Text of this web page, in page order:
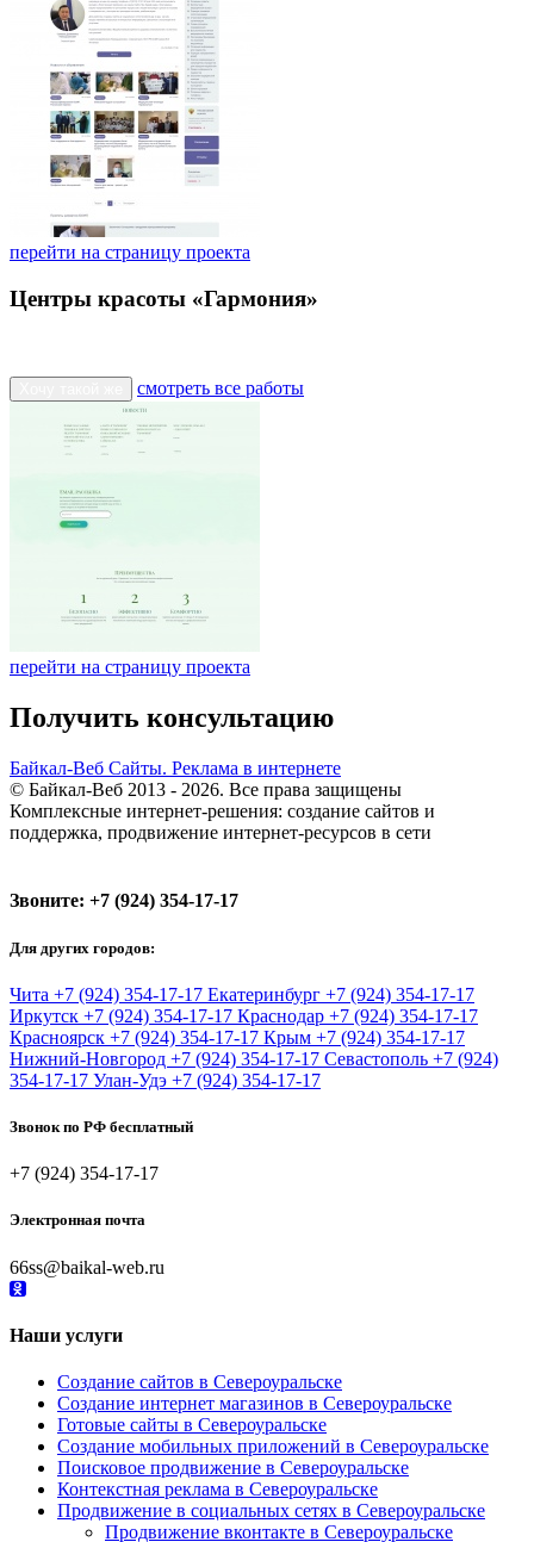
перейти на страницу проекта
Центры красоты «Гармония»
смотреть все работы
перейти на страницу проекта
Получить консультацию
Байкал-Веб Сайты. Реклама в интернете
© Байкал-Веб 2013 - 2026. Все права защищены
Комплексные интернет-решения: создание сайтов и
поддержка, продвижение интернет-ресурсов в сети
Звоните: +7 (924) 354-17-17
Для других городов:
Чита +7 (924) 354-17-17 Екатеринбург +7 (924) 354-17-17
Иркутск +7 (924) 354-17-17 Краснодар +7 (924) 354-17-17
Красноярск +7 (924) 354-17-17 Крым +7 (924) 354-17-17
Нижний-Новгород +7 (924) 354-17-17 Севастополь +7 (924)
354-17-17 Улан-Удэ +7 (924) 354-17-17
Звонок по РФ бесплатный
+7 (924) 354-17-17
Электронная почта
66ss@baikal-web.ru
Наши услуги
Создание сайтов в Североуральске
Создание интернет магазинов в Североуральске
Готовые сайты в Североуральске
Создание мобильных приложений в Североуральске
Поисковое продвижение в Североуральске
Контекстная реклама в Североуральске
Продвижение в социальных сетях в Североуральске
Продвижение вконтакте в Североуральске